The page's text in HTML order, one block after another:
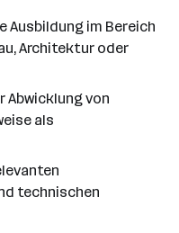
Ausbildung im Bereich
Architektur oder
Abwicklung von
als
technischen